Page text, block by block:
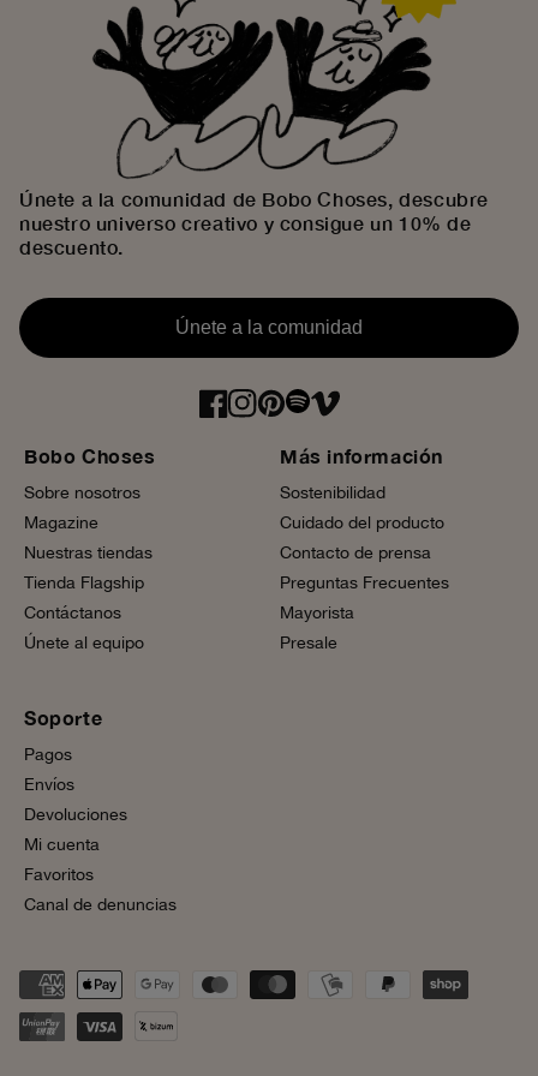
Bobo Choses
Sobre nosotros
Magazine
Nuestras tiendas
Tienda Flagship
Contáctanos
Únete al equipo
Más información
Sostenibilidad
Cuidado del producto
Contacto de prensa
Preguntas Frecuentes
Mayorista
Presale
Soporte
Pagos
Envíos
Devoluciones
Mi cuenta
Favoritos
Canal de denuncias
Únete a la comunidad de Bobo Choses, descubre
nuestro universo creativo y consigue un 10% de
descuento.
Únete a la comunidad